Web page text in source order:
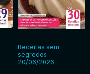
Receitas sem
segredos -
20/06/2026